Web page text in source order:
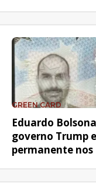
GREEN CARD
Eduardo
governo Trump
permanente nos